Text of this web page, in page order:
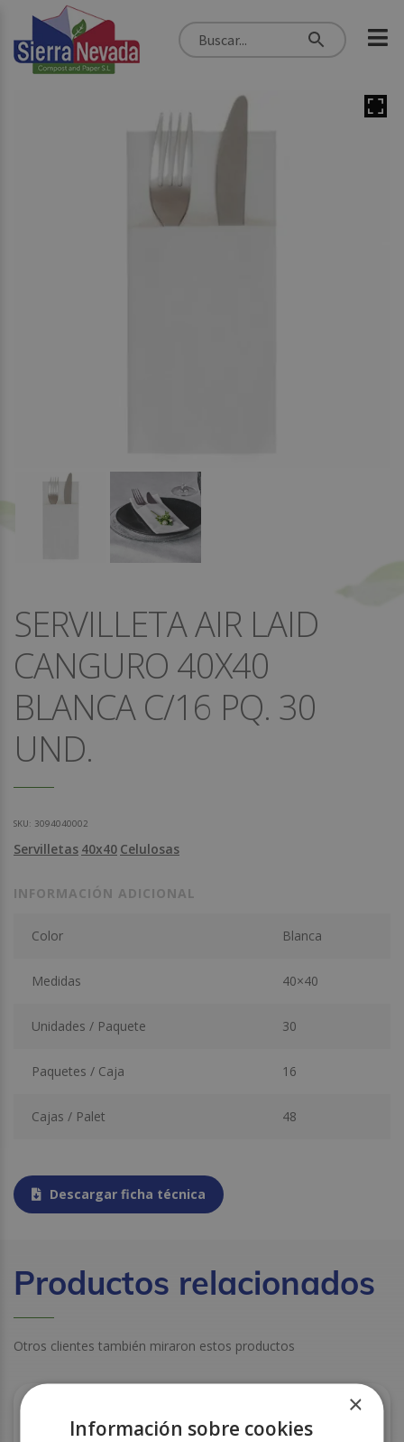
SERVILLETA AIR LAID
CANGURO 40X40
BLANCA C/16 PQ. 30
UND.
SKU: 3094040002
Servilletas 40x40 Celulosas
INFORMACIÓN ADICIONAL
Color Blanca
Medidas 40×40
Unidades / Paquete 30
Paquetes / Caja 16
Cajas / Palet 48
Descargar ficha técnica
Productos relacionados
Otros clientes también miraron estos productos
×
Información sobre cookies